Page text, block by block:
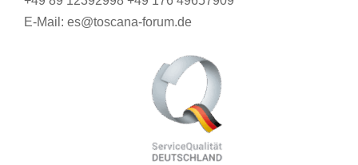
E-Mail: es@toscana-forum.de